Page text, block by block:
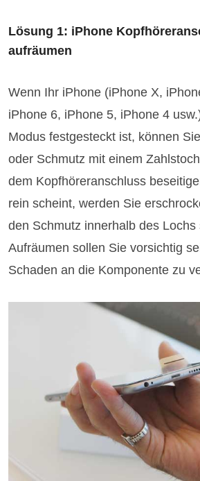
Lösung 1: iPhone
aufräumen
Wenn Ihr iPhone (iPhone X,
iPhone 6, iPhone 5, iPhone 4
Modus festgesteckt ist, können
oder Schmutz mit einem
dem Kopfhöreranschluss
rein scheint, werden Sie
den Schmutz innerhalb des Lochs
Aufräumen sollen Sie vorsichtig
Schaden an die Komponente zu